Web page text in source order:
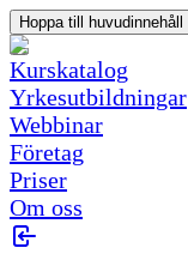
Hoppa till huvudinnehåll
Kurskatalog
Yrkesutbildningar
Webbinar
Företag
Priser
Om oss